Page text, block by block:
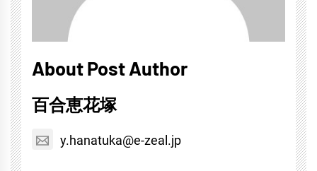
About Post Author
百合恵花塚
y.hanatuka@e-zeal.jp